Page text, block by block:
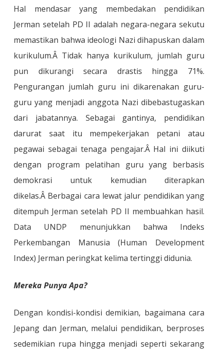
Hal mendasar yang membedakan pendidikan
Jerman setelah PD II adalah negara-negara sekutu
memastikan bahwa ideologi Nazi dihapuskan dalam
kurikulum.Â Tidak hanya kurikulum, jumlah guru
pun dikurangi secara drastis hingga 71%.
Pengurangan jumlah guru ini dikarenakan guru-
guru yang menjadi anggota Nazi dibebastugaskan
dari jabatannya. Sebagai gantinya, pendidikan
darurat saat itu mempekerjakan petani atau
pegawai sebagai tenaga pengajar.Â Hal ini diikuti
dengan program pelatihan guru yang berbasis
demokrasi untuk kemudian diterapkan
dikelas.Â Berbagai cara lewat jalur pendidikan yang
ditempuh Jerman setelah PD II membuahkan hasil.
Data UNDP menunjukkan bahwa Indeks
Perkembangan Manusia (Human Development
Index) Jerman peringkat kelima tertinggi didunia.
Mereka Punya Apa?
Dengan kondisi-kondisi demikian, bagaimana cara
Jepang dan Jerman, melalui pendidikan, berproses
sedemikian rupa hingga menjadi seperti sekarang